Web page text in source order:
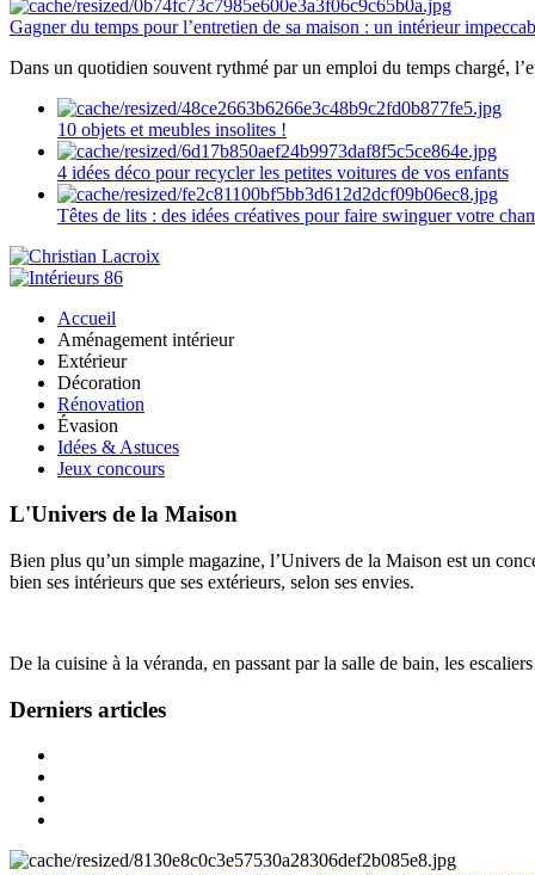
Gagner du temps pour l’entretien de sa maison : un intérieur
Dans un quotidien souvent rythmé par un emploi du temps chargé,
10 objets et meubles insolites !
4 idées déco pour recycler les petites voitures de vos enfants
Têtes de lits : des idées créatives pour faire swinguer votre
Accueil
Aménagement intérieur
Extérieur
Décoration
Rénovation
Évasion
Idées & Astuces
Jeux concours
L'Univers de la Maison
Bien plus qu’un simple magazine, l’Univers de la Maison est un
bien ses intérieurs que ses extérieurs, selon ses envies.
De la cuisine à la véranda, en passant par la salle de bain, les
Derniers articles